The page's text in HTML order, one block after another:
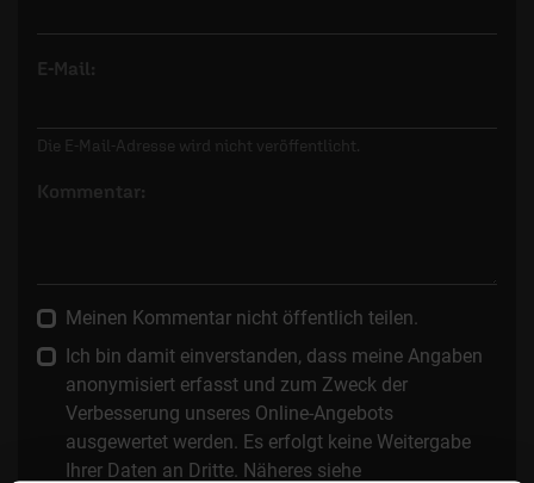
E-Mail:
Die E-Mail-Adresse wird nicht veröffentlicht.
Kommentar:
Meinen Kommentar nicht öffentlich teilen.
Ich bin damit einverstanden, dass meine Angaben
anonymisiert erfasst und zum Zweck der
Verbesserung unseres Online-Angebots
ausgewertet werden. Es erfolgt keine Weitergabe
Ihrer Daten an Dritte. Näheres siehe